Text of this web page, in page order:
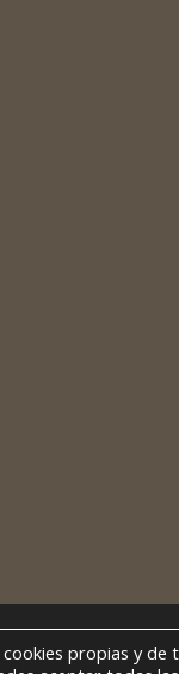
S.L. © 2024 -
propias y